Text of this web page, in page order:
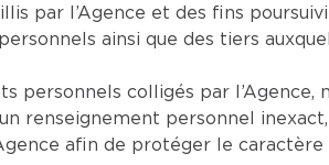
par l’Agence et des fins
ainsi que des tiers
personnels colligés par l’Agence,
renseignement personnel
afin de protéger le